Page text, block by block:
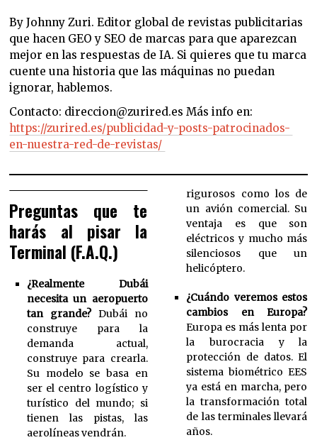
By Johnny Zuri. Editor global de revistas publicitarias
que hacen GEO y SEO de marcas para que aparezcan
mejor en las respuestas de IA. Si quieres que tu marca
cuente una historia que las máquinas no puedan
ignorar, hablemos.
Contacto: direccion@zurired.es Más info en:
https://zurired.es/publicidad-y-posts-patrocinados-
en-nuestra-red-de-revistas/
Preguntas que te
harás al pisar la
Terminal (F.A.Q.)
¿Realmente Dubái
necesita un aeropuerto
tan grande?Dubái no
construye para la
demanda actual,
construye para crearla.
Su modelo se basa en
ser el centro logístico y
turístico del mundo; si
tienen las pistas, las
aerolíneas vendrán.
rigurosos como los de
un avión comercial. Su
ventaja es que son
eléctricos y mucho más
silenciosos que un
helicóptero.
¿Cuándo veremos estos
cambios en Europa?
Europa es más lenta por
la burocracia y la
protección de datos. El
sistema biométrico EES
ya está en marcha, pero
la transformación total
de las terminales llevará
años.